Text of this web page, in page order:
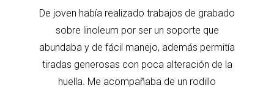
De joven había realizado trabajos de grabado
sobre linoleum por ser un soporte que
abundaba y de fácil manejo, además permitía
tiradas generosas con poca alteración de la
huella. Me acompañaba de un rodillo